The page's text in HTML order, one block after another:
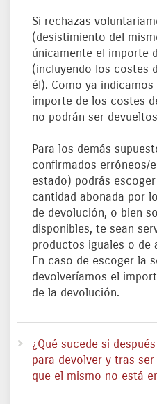
Si rechazas
(desistimiento del
únicamente el importe
(incluyendo los costes
él). Como ya
importe de los costes
no podrán ser
Para los demás
confirmados erróneos/
estado) podrás
cantidad abonada por
de devolución, o bien
disponibles, te sean
productos iguales o de
En caso de escoger la
devolveríamos el
de la devolución.
¿Qué sucede si
para devolver y tras
que el mismo no está